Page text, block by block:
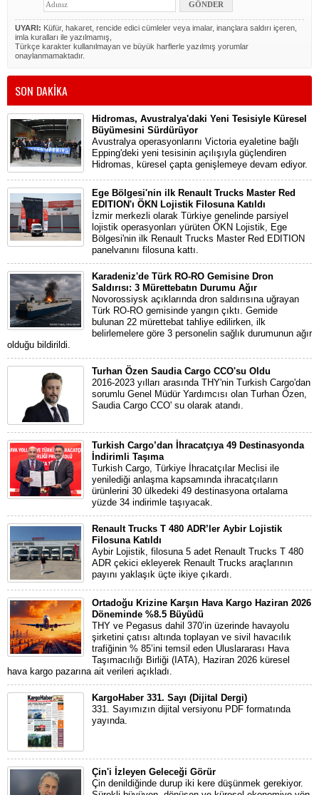
UYARI: Küfür, hakaret, rencide edici cümleler veya imalar, inançlara saldırı içeren,
imla kuralları ile yazılmamış,
Türkçe karakter kullanılmayan ve büyük harflerle yazılmış yorumlar
onaylanmamaktadır.
SON DAKİKA
Hidromas, Avustralya'daki Yeni Tesisiyle Küresel
Büyümesini Sürdürüyor
Avustralya operasyonlarını Victoria eyaletine bağlı
Epping'deki yeni tesisinin açılışıyla güçlendiren
Hidromas, küresel çapta genişlemeye devam ediyor.
Ege Bölgesi'nin ilk Renault Trucks Master Red
EDITION'ı ÖKN Lojistik Filosuna Katıldı
İzmir merkezli olarak Türkiye genelinde parsiyel
lojistik operasyonları yürüten ÖKN Lojistik, Ege
Bölgesi'nin ilk Renault Trucks Master Red EDITION
panelvanını filosuna kattı.
Karadeniz'de Türk RO-RO Gemisine Dron
Saldırısı: 3 Mürettebatın Durumu Ağır
Novorossiysk açıklarında dron saldırısına uğrayan
Türk RO-RO gemisinde yangın çıktı. Gemide
bulunan 22 mürettebat tahliye edilirken, ilk
belirlemelere göre 3 personelin sağlık durumunun ağır
olduğu bildirildi.
Turhan Özen Saudia Cargo CCO'su Oldu
2016-2023 yılları arasında THY'nin Turkish Cargo'dan
sorumlu Genel Müdür Yardımcısı olan Turhan Özen,
Saudia Cargo CCO' su olarak atandı.
Turkish Cargo’dan İhracatçıya 49 Destinasyonda
İndirimli Taşıma
Turkish Cargo, Türkiye İhracatçılar Meclisi ile
yenilediği anlaşma kapsamında ihracatçıların
ürünlerini 30 ülkedeki 49 destinasyona ortalama
yüzde 34 indirimle taşıyacak.
Renault Trucks T 480 ADR’ler Aybir Lojistik
Filosuna Katıldı
Aybir Lojistik, filosuna 5 adet Renault Trucks T 480
ADR çekici ekleyerek Renault Trucks araçlarının
payını yaklaşık üçte ikiye çıkardı.
Ortadoğu Krizine Karşın Hava Kargo Haziran 2026
Döneminde %8.5 Büyüdü
THY ve Pegasus dahil 370’in üzerinde havayolu
şirketini çatısı altında toplayan ve sivil havacılık
trafiğinin % 85’ini temsil eden Uluslararası Hava
Taşımacılığı Birliği (IATA), Haziran 2026 küresel
hava kargo pazarına ait verileri açıkladı.
KargoHaber 331. Sayı (Dijital Dergi)
331. Sayımızın dijital versiyonu PDF formatında
yayında.
Çin'i İzleyen Geleceği Görür
Çin denildiğinde durup iki kere düşünmek gerekiyor.